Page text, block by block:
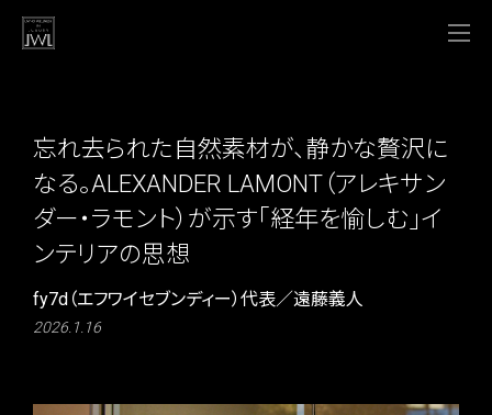
忘れ去られた自然素材が、静かな贅沢に
なる。ALEXANDER LAMONT（アレキサン
ダー・ラモント）が示す「経年を愉しむ」イ
ンテリアの思想
fy7d（エフワイセブンディー）代表／遠藤義人
2026.1.16